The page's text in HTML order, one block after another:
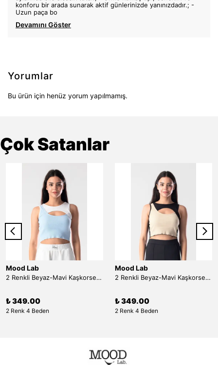
konforu bir arada sunarak aktif günlerinizde yanınızdadır.; -
Uzun paça bo
Devamını Göster
Yorumlar
Bu ürün için henüz yorum yapılmamış.
Çok Satanlar
Mood Lab
2 Renkli Beyaz-Mavi Kaşkorse Asimetrik Crop Atlet Bluz Top - beyaz-mavi
₺ 349.00
2 Renk 4 Beden
Mood Lab
2 Renkli Beyaz-Mavi Kaşkorse Asimetrik Crop Atlet Bluz Top - siyah-bej
₺ 349.00
2 Renk 4 Beden